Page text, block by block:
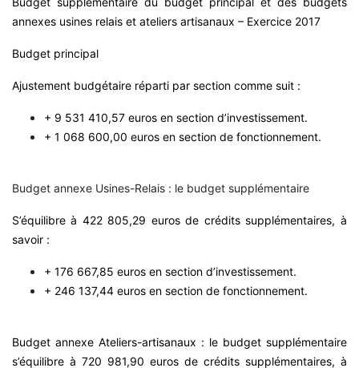
annexes usines relais et ateliers artisanaux – Exercice 2017
Budget principal
Ajustement budgétaire réparti par section comme suit :
+ 9 531 410,57 euros en section d’investissement.
+ 1 068 600,00 euros en section de fonctionnement.
Budget annexe Usines-Relais : le budget supplémentaire
S’équilibre à 422 805,29 euros de crédits supplémentaires, à
savoir :
+ 176 667,85 euros en section d’investissement.
+ 246 137,44 euros en section de fonctionnement.
Budget annexe Ateliers-artisanaux : le budget supplémentaire
s’équilibre à 720 981,90 euros de crédits supplémentaires, à